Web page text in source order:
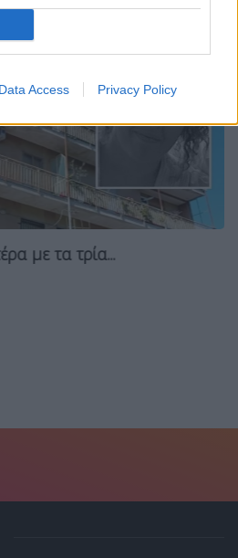
Data Access Privacy Policy
με τα τρία...